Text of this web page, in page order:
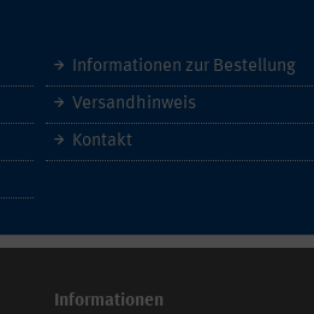
Informationen zur Bestellung
Versandhinweis
Kontakt
Informationen